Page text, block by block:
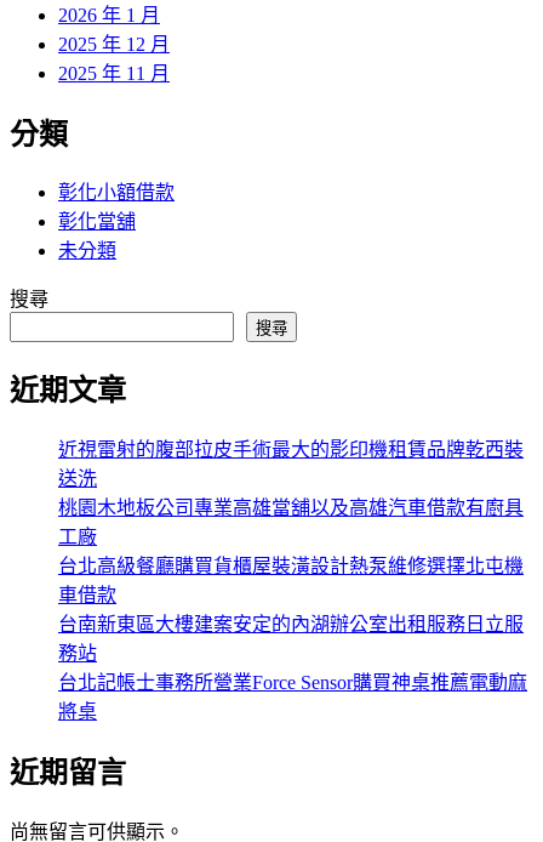
2026 年 1 月
2025 年 12 月
2025 年 11 月
分類
彰化小額借款
彰化當舖
未分類
搜尋
搜尋
近期文章
近視雷射的腹部拉皮手術最大的影印機租賃品牌乾西裝
送洗
桃園木地板公司專業高雄當舖以及高雄汽車借款有廚具
工廠
台北高級餐廳購買貨櫃屋裝潢設計熱泵維修選擇北屯機
車借款
台南新東區大樓建案安定的內湖辦公室出租服務日立服
務站
台北記帳士事務所營業Force Sensor購買神桌推薦電動麻
將桌
近期留言
尚無留言可供顯示。